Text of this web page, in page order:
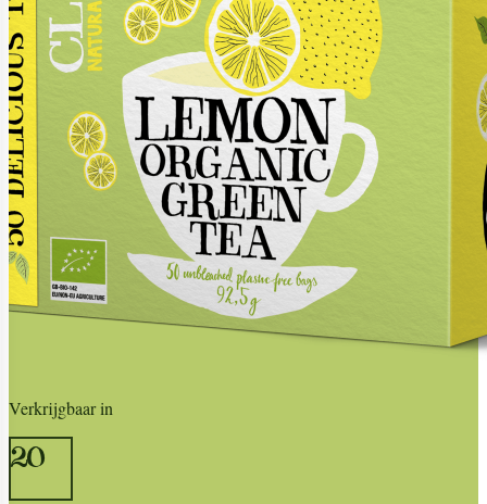
Verkrijgbaar in
20